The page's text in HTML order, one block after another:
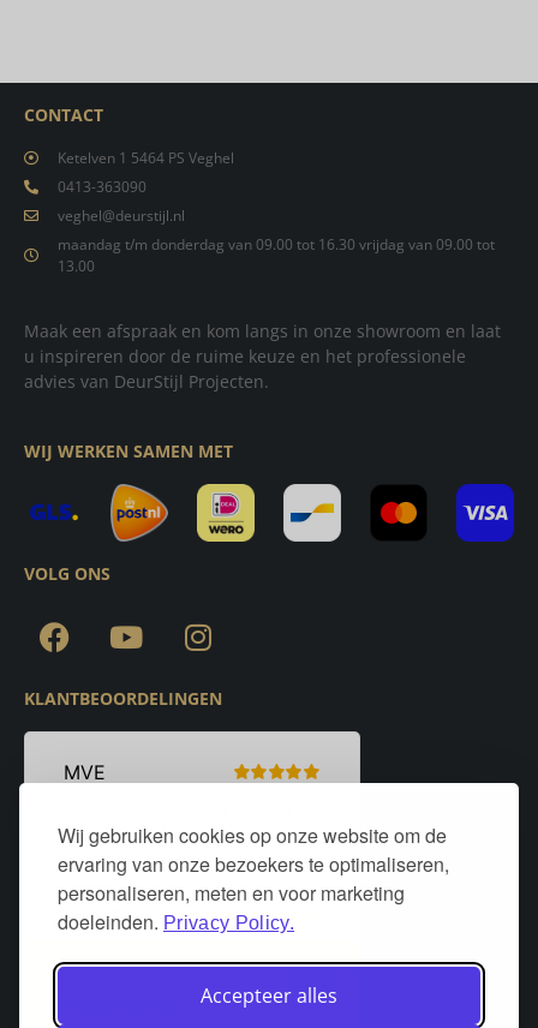
Wij gebruiken cookies op onze website om de
ervaring van onze bezoekers te optimaliseren,
personaliseren, meten en voor marketing
doeleinden. Privacy Policy.
Accepteer alles
CONTACT
Ketelven 1 5464 PS Veghel
0413-363090
veghel@deurstijl.nl
maandag t/m donderdag van 09.00 tot 16.30 vrijdag van 09.00 tot
13.00
Maak een afspraak en kom langs in onze showroom en laat
u inspireren door de ruime keuze en het professionele
advies van DeurStijl Projecten.
WIJ WERKEN SAMEN MET
VOLG ONS
KLANTBEOORDELINGEN